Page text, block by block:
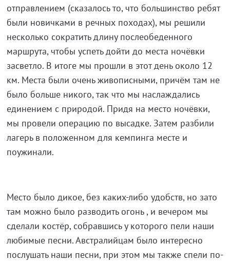
отправлением (сказалось то, что большинство ребят
были новичками в речных походах), мы решили
несколько сократить длину послеобеденного
маршрута, чтобы успеть дойти до места ночёвки
засветло. В итоге мы прошли в этот день около 12
км. Места были очень живописными, причём там не
было больше никого, так что мы наслаждались
единением с природой. Придя на место ночёвки,
мы провели операцию по высадке. Затем разбили
лагерь в положенном для кемпинга месте и
поужинали.
Место было дикое, без каких-либо удобств, но зато
там можно было разводить огонь , и вечером мы
сделали костёр, собравшись у которого пели наши
любимые песни. Австралийцам было интересно
послушать наши песни, при этом мы также спели по-